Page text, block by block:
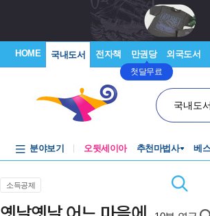
HOME 국내도서 전자책 만권당
첫달무료
외국도서
국내도
분야보기 오뒷세이아 추천마법사 베
소득공제